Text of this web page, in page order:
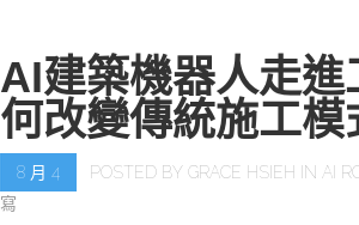
AI建築機器人走
何改變傳統施工模
8 月 4 POSTED BY GRACE HSIEH IN AI
寫